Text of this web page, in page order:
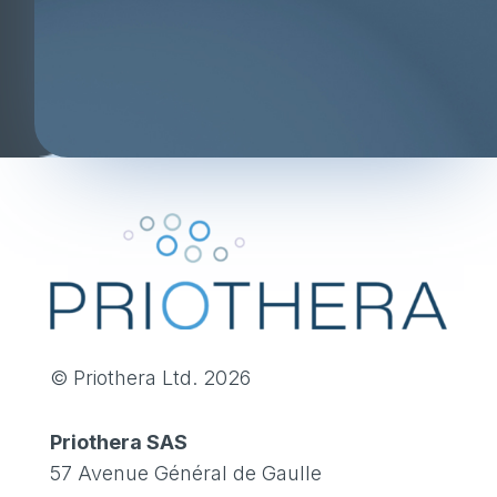
© Priothera Ltd. 2026
Priothera SAS
57 Avenue Général de Gaulle